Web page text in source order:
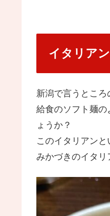
イタリア
新潟で言うところ
給食のソフト麺
ょうか？
このイタリアン
みかづきのイタリ